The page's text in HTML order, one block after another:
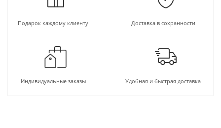
Подарок каждому клиенту Доставка в сохранности
Индивидуальные заказы Удобная и быстрая доставка